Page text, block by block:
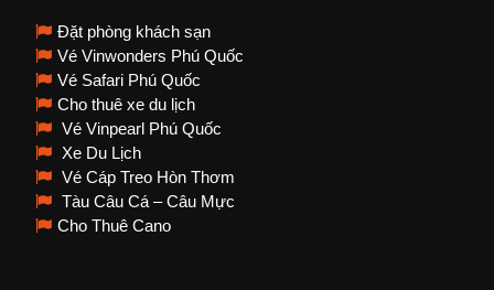
Đặt phòng khách sạn
Vé Vinwonders Phú Quốc
Vé Safari Phú Quốc
Cho thuê xe du lịch
Vé Vinpearl Phú Quốc
Xe Du Lịch
Vé Cáp Treo Hòn Thơm
Tàu Câu Cá – Câu Mực
Cho Thuê Cano